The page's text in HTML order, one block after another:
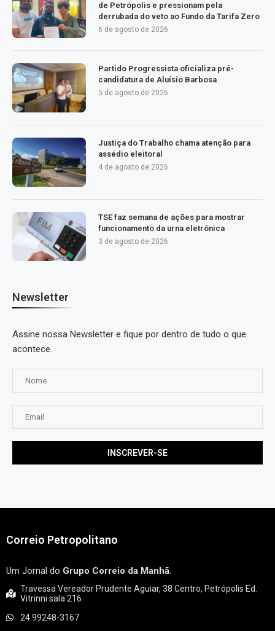
de Petrópolis e pressionam pela
derrubada do veto ao Fundo da Tarifa Zero
6 de agosto de 2026
Partido Progressista oficializa pré-
candidatura de Aluísio Barbosa
5 de agosto de 2026
Justiça do Trabalho chama atenção para
assédio eleitoral
4 de agosto de 2026
TSE faz semana de ações para mostrar
funcionamento da urna eletrônica
3 de agosto de 2026
Newsletter
Assine nossa Newsletter e fique por dentro de tudo o que
acontece.
Correio Petropolitano
Um Jornal do Grupo Correio da Manhã.
Travessa Vereador Prudente Aguiar, 38 Centro, Petrópolis Ed.
Vitrinni sala 216
24 99248-3167